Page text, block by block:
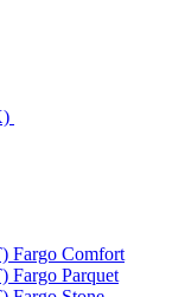
Fargo Comfort
Parquet